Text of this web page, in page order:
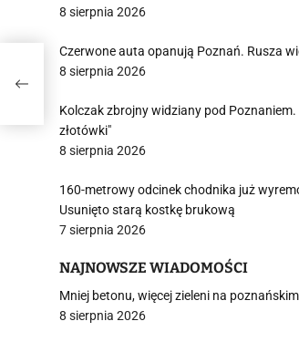
8 sierpnia 2026
Czerwone auta opanują Poznań. Rusza
8 sierpnia 2026
Kolczak zbrojny widziany pod Poznaniem.
złotówki"
8 sierpnia 2026
160-metrowy odcinek chodnika już
Usunięto starą kostkę brukową
7 sierpnia 2026
NAJNOWSZE WIADOMOŚCI
Mniej betonu, więcej zieleni na
8 sierpnia 2026